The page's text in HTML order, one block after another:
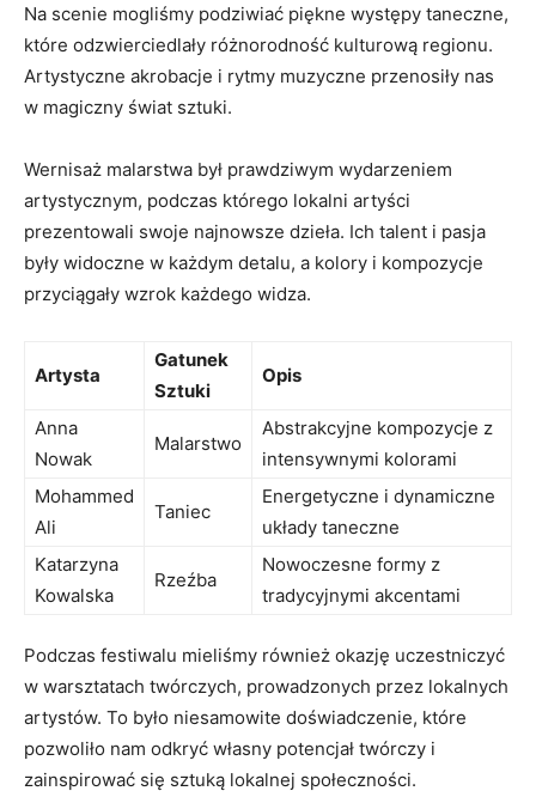
Na scenie mogliśmy podziwiać piękne ⁣występy ⁣taneczne,
które ‍odzwierciedlały⁣ różnorodność ‌kulturową ‌regionu.
Artystyczne akrobacje i rytmy muzyczne przenosiły nas
w magiczny świat sztuki.
Wernisaż malarstwa‍ był prawdziwym ⁣wydarzeniem
⁢artystycznym,⁣ podczas którego lokalni ​artyści‌
prezentowali swoje najnowsze dzieła. Ich talent‍ i pasja
były widoczne w każdym detalu,​ a kolory i kompozycje
przyciągały wzrok ​każdego widza.
Artysta
Gatunek
Sztuki
Opis
Anna
Nowak
Malarstwo
Abstrakcyjne kompozycje z⁢
intensywnymi kolorami
Mohammed
Ali
Taniec
Energetyczne‌ i​ dynamiczne
układy taneczne
Katarzyna
Kowalska
Rzeźba
Nowoczesne formy z
tradycyjnymi akcentami
Podczas festiwalu mieliśmy również okazję ‍uczestniczyć
‌w warsztatach twórczych,‌ prowadzonych przez⁢ lokalnych​
artystów. To było niesamowite‍ doświadczenie,‌ które
pozwoliło ‌nam odkryć własny ⁣potencjał ‌twórczy i
zainspirować się​ sztuką lokalnej ⁣społeczności.